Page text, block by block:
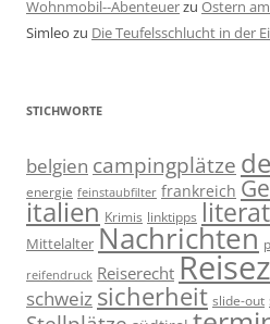
Wohnmobil--Abenteuerzu Ostern
Simleo zu Die Teufelsschlucht in der
STICHWORTE
belgien campingplätze
energie feinstaubfilter frankreich
italien Krimis linktipps
Mittelalter Nachrichten
reifendruck Reiserecht
schweiz sicherheit slide-out